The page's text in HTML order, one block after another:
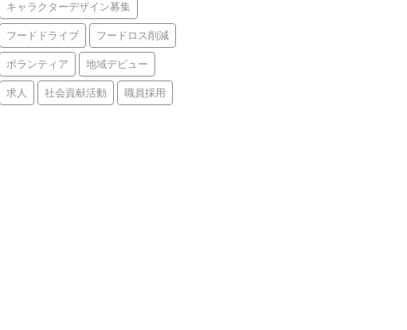
キャラクターデザイン募集
フードドライブ フードロス削減
ボランティア 地域デビュー
求人 社会貢献活動 職員採用